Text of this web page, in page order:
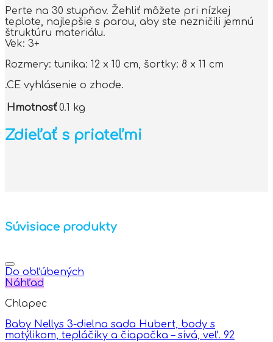
Perte na 30 stupňov. Žehliť môžete pri nízkej
teplote, najlepšie s parou, aby ste nezničili jemnú
štruktúru materiálu.
Vek: 3+
Rozmery: tunika: 12 x 10 cm, šortky: 8 x 11 cm
.CE vyhlásenie o zhode.
Hmotnosť 0.1 kg
Zdieľať s priateľmi
Súvisiace produkty
Do obľúbených
Náhľad
Chlapec
Baby Nellys 3-dielna sada Hubert, body s
motýlikom, tepláčiky a čiapočka – sivá, veľ. 92